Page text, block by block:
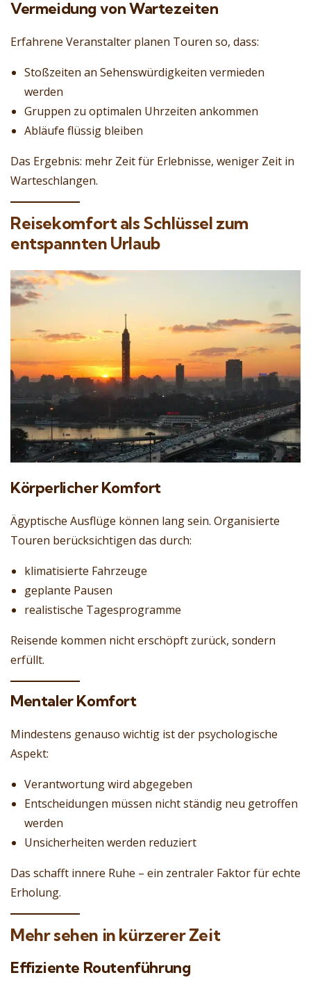
Vermeidung von Wartezeiten
Erfahrene Veranstalter planen Touren so, dass:
Stoßzeiten an Sehenswürdigkeiten vermieden
werden
Gruppen zu optimalen Uhrzeiten ankommen
Abläufe flüssig bleiben
Das Ergebnis: mehr Zeit für Erlebnisse, weniger Zeit in
Warteschlangen.
Reisekomfort als Schlüssel zum
entspannten Urlaub
Körperlicher Komfort
Ägyptische Ausflüge können lang sein. Organisierte
Touren berücksichtigen das durch:
klimatisierte Fahrzeuge
geplante Pausen
realistische Tagesprogramme
Reisende kommen nicht erschöpft zurück, sondern
erfüllt.
Mentaler Komfort
Mindestens genauso wichtig ist der psychologische
Aspekt:
Verantwortung wird abgegeben
Entscheidungen müssen nicht ständig neu getroffen
werden
Unsicherheiten werden reduziert
Das schafft innere Ruhe – ein zentraler Faktor für echte
Erholung.
Mehr sehen in kürzerer Zeit
Effiziente Routenführung